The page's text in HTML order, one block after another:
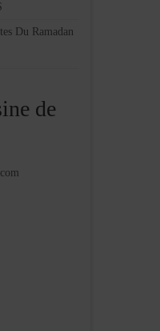
Du Ramadan
de